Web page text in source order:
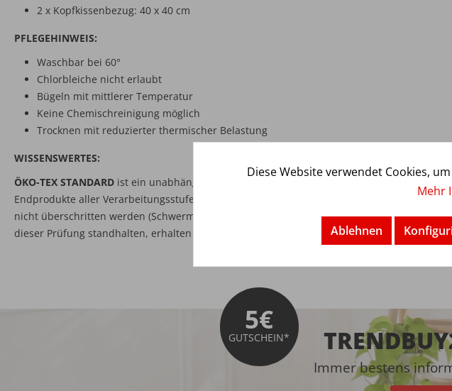
2 x Kopfkissenbezug: 40 x 40 cm
PFLEGEHINWEIS:
Waschbar bei 60°
Chlorbleiche nicht erlaubt
Bügeln mit mittlerer Temperatur
Keine Chemischreinigung möglich
Trocknen mit reduzierter thermischer Belastung
WISSENSWERTES:
ÖKO-TEX STANDARD ist ein unabhängiges Prüf- und Zertifizierungssystem für textile Roh-,
Endprodukte aller Verarbeitungsstufen. Hierbei wird geprüft, dass die Grenzwerte von
nicht überschritten werden (Schwermetalle, Pestizidrückstände, AZO-Farbstoffe,
dieser Prüfung standhalten, erhalten das Öko-Tex Standard 100 Zertifikat.
5€
GUTSCHEIN*
Immer bestens
Diese Website verwendet Cookies,
Mehr
Ablehnen